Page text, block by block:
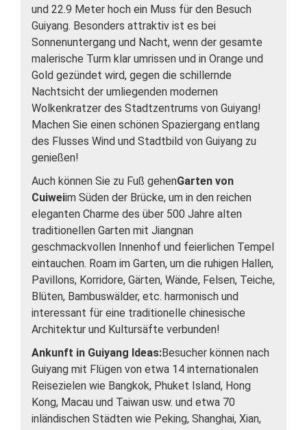
und 22.9 Meter hoch ein Muss für den Besuch
Guiyang. Besonders attraktiv ist es bei
Sonnenuntergang und Nacht, wenn der gesamte
malerische Turm klar umrissen und in Orange und
Gold gezündet wird, gegen die schillernde
Nachtsicht der umliegenden modernen
Wolkenkratzer des Stadtzentrums von Guiyang!
Machen Sie einen schönen Spaziergang entlang
des Flusses Wind und Stadtbild von Guiyang zu
genießen!
Auch können Sie zu Fuß gehenGarten von
Cuiweiim Süden der Brücke, um in den reichen
eleganten Charme des über 500 Jahre alten
traditionellen Garten mit Jiangnan
geschmackvollen Innenhof und feierlichen Tempel
eintauchen. Roam im Garten, um die ruhigen Hallen,
Pavillons, Korridore, Gärten, Wände, Felsen, Teiche,
Blüten, Bambuswälder, etc. harmonisch und
interessant für eine traditionelle chinesische
Architektur und Kultursäfte verbunden!
Ankunft in Guiyang Ideas:Besucher können nach
Guiyang mit Flügen von etwa 14 internationalen
Reisezielen wie Bangkok, Phuket Island, Hong
Kong, Macau und Taiwan usw. und etwa 70
inländischen Städten wie Peking, Shanghai, Xian,